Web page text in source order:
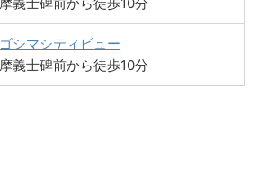
シマシティビュー
義士碑前から徒歩10分